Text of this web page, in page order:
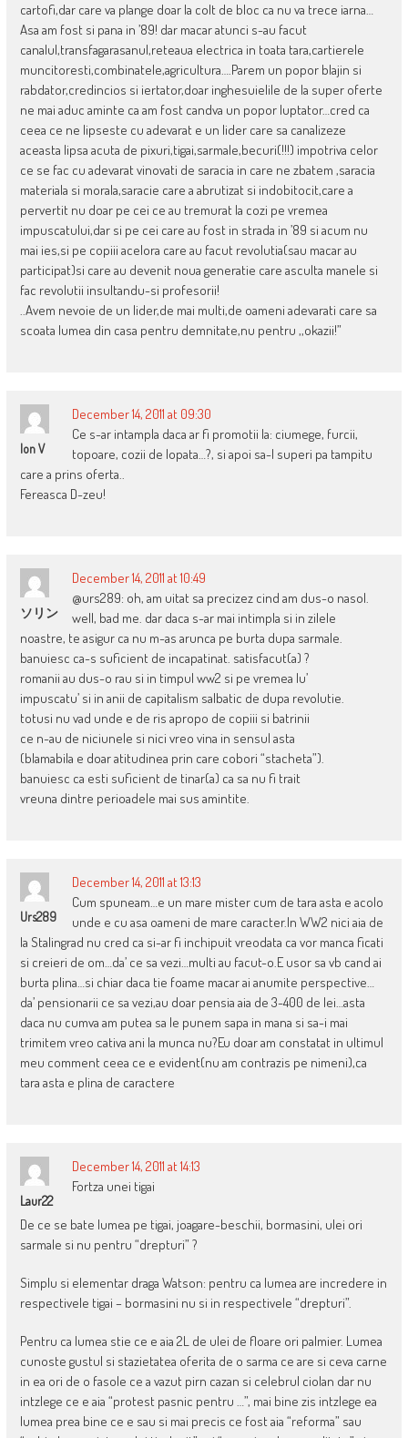
cartofi,dar care va plange doar la colt de bloc ca nu va trece iarna…
Asa am fost si pana in ’89! dar macar atunci s-au facut
canalul,transfagarasanul,reteaua electrica in toata tara,cartierele
muncitoresti,combinatele,agricultura….Parem un popor blajin si
rabdator,credincios si iertator,doar inghesuielile de la super oferte
ne mai aduc aminte ca am fost candva un popor luptator…cred ca
ceea ce ne lipseste cu adevarat e un lider care sa canalizeze
aceasta lipsa acuta de pixuri,tigai,sarmale,becuri(!!!) impotriva celor
ce se fac cu adevarat vinovati de saracia in care ne zbatem ,saracia
materiala si morala,saracie care a abrutizat si indobitocit,care a
pervertit nu doar pe cei ce au tremurat la cozi pe vremea
impuscatului,dar si pe cei care au fost in strada in ’89 si acum nu
mai ies,si pe copiii acelora care au facut revolutia(sau macar au
participat)si care au devenit noua generatie care asculta manele si
fac revolutii insultandu-si profesorii!
..Avem nevoie de un lider,de mai multi,de oameni adevarati care sa
scoata lumea din casa pentru demnitate,nu pentru ,,okazii!”
Ion V
December 14, 2011 at 09:30
Ce s-ar intampla daca ar fi promotii la: ciumege, furcii,
topoare, cozii de lopata…?, si apoi sa-l superi pa tampitu
care a prins oferta..
Fereasca D-zeu!
ソリン
December 14, 2011 at 10:49
@urs289: oh, am uitat sa precizez cind am dus-o nasol.
well, bad me. dar daca s-ar mai intimpla si in zilele
noastre, te asigur ca nu m-as arunca pe burta dupa sarmale.
banuiesc ca-s suficient de incapatinat. satisfacut(a) ?
romanii au dus-o rau si in timpul ww2 si pe vremea lu’
impuscatu’ si in anii de capitalism salbatic de dupa revolutie.
totusi nu vad unde e de ris apropo de copiii si batrinii
ce n-au de niciunele si nici vreo vina in sensul asta
(blamabila e doar atitudinea prin care cobori “stacheta”).
banuiesc ca esti suficient de tinar(a) ca sa nu fi trait
vreuna dintre perioadele mai sus amintite.
Urs289
December 14, 2011 at 13:13
Cum spuneam…e un mare mister cum de tara asta e acolo
unde e cu asa oameni de mare caracter.In WW2 nici aia de
la Stalingrad nu cred ca si-ar fi inchipuit vreodata ca vor manca ficati
si creieri de om…da’ ce sa vezi…multi au facut-o.E usor sa vb cand ai
burta plina…si chiar daca tie foame macar ai anumite perspective…
da’ pensionarii ce sa vezi,au doar pensia aia de 3-400 de lei…asta
daca nu cumva am putea sa le punem sapa in mana si sa-i mai
trimitem vreo cativa ani la munca nu?Eu doar am constatat in ultimul
meu comment ceea ce e evident(nu am contrazis pe nimeni),ca
tara asta e plina de caractere
Laur22
December 14, 2011 at 14:13
Fortza unei tigai
De ce se bate lumea pe tigai, joagare-beschii, bormasini, ulei ori
sarmale si nu pentru “drepturi” ?
Simplu si elementar draga Watson: pentru ca lumea are incredere in
respectivele tigai – bormasini nu si in respectivele “drepturi”.
Pentru ca lumea stie ce e aia 2L de ulei de floare ori palmier. Lumea
cunoste gustul si stazietatea oferita de o sarma ce are si ceva carne
in ea ori de o fasole ce a vazut pirn cazan si celebrul ciolan dar nu
intzlege ce e aia “protest pasnic pentru …”, mai bine zis intzlege ea
lumea prea bine ce e sau si mai precis ce fost aia “reforma” sau